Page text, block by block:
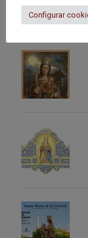
Configurar